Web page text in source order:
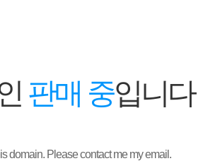
판매 중입니다
domain. Please contact me my email.